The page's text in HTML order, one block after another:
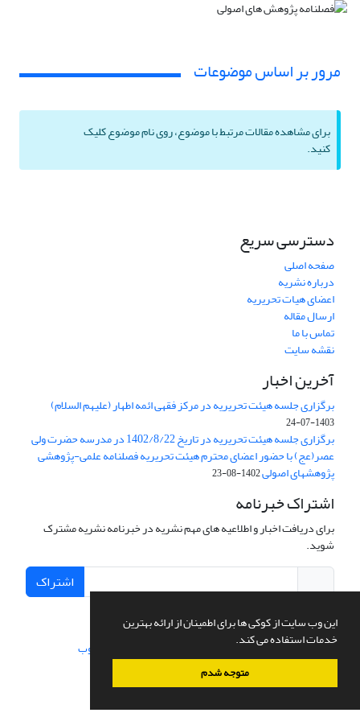
این وب سایت از کوکی ها برای اطمینان از ارائه بهترین
خدمات استفاده می کند.
متوجه شدم
مرور بر اساس موضوعات
برای مشاهده مقالات مرتبط با موضوع، روی نام موضوع کلیک
کنید.
دسترسی سریع
صفحه اصلی
درباره نشریه
اعضای هیات تحریریه
ارسال مقاله
تماس با ما
نقشه سایت
آخرین اخبار
برگزاری جلسه هیئت تحریریه در مرکز فقهی ائمه اطهار (علیهم السلام)
1403-07-24
برگزاری جلسه هیئت تحریریه در تاریخ 1402/8/22 در مدرسه حضرت ولی
عصر(عج) با حضور اعضای محترم هیئت تحریریه فصلنامه علمی-پژوهشی
پژوهشهای اصولی1402-08-23
اشتراک خبرنامه
برای دریافت اخبار و اطلاعیه های مهم نشریه در خبرنامه نشریه مشترک
شوید.
اشتراک
سامانه مدیریت نشریات علمی. سیناوب